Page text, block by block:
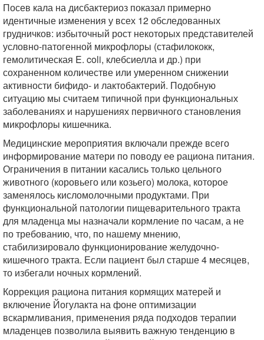
Посев кала на дисбактериоз показал примерно
идентичные изменения у всех 12 обследованных
грудничков: избыточный рост некоторых представителей
условно-патогенной микрофлоры (стафилококк,
гемолитическая E. coli, клебсиелла и др.) при
сохраненном количестве или умеренном снижении
активности бифидо- и лактобактерий. Подобную
ситуацию мы считаем типичной при функциональных
заболеваниях и нарушениях первичного становления
микрофлоры кишечника.
Медицинские мероприятия включали прежде всего
информирование матери по поводу ее рациона питания.
Ограничения в питании касались только цельного
животного (коровьего или козьего) молока, которое
заменялось кисломолочными продуктами. При
функциональной патологии пищеварительного тракта
для младенца мы назначали кормление по часам, а не
по требованию, что, по нашему мнению,
стабилизировало функционирование желудочно-
кишечного тракта. Если пациент был старше 4 месяцев,
то избегали ночных кормлений.
Коррекция рациона питания кормящих матерей и
включение Йогулакта на фоне оптимизации
вскармливания, применения ряда подходов терапии
младенцев позволила выявить важную тенденцию в